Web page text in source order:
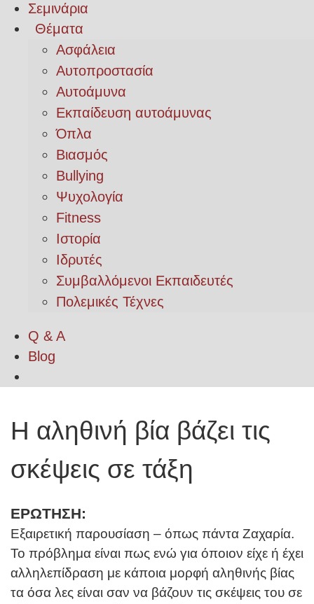
Σεμινάρια
Θέματα
Ασφάλεια
Αυτοπροστασία
Αυτοάμυνα
Εκπαίδευση αυτοάμυνας
Όπλα
Βιασμός
Bullying
Ψυχολογία
Fitness
Ιστορία
Ιδρυτές
Συμβαλλόμενοι Εκπαιδευτές
Πολεμικές Τέχνες
Q & A
Blog
Η αληθινή βία βάζει τις
σκέψεις σε τάξη
ΕΡΩΤΗΣΗ:
Εξαιρετική παρουσίαση – όπως πάντα Ζαχαρία.
Το πρόβλημα είναι πως ενώ για όποιον είχε ή έχει
αλληλεπίδραση με κάποια μορφή αληθινής βίας
τα όσα λες είναι σαν να βάζουν τις σκέψεις του σε